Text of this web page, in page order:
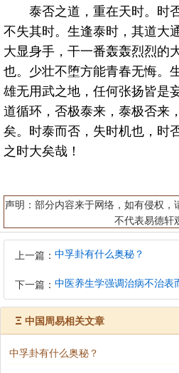
泰否之道，重在天时。时
不失其时。生逢泰时，其道大
大显身手，干一番轰轰烈烈的
也。少壮不堕方能青春无悔。
雄无用武之地，任何张扬皆是
道循环，否极泰来，泰极否来
矣。时泰而否，失时机也，时
之时大矣哉！
声明：部分内容来于网络，如有侵权
不代表易德轩
上一篇： 中孚卦有什么奥秘？
下一篇：
Ξ 中国周易相关文章
中孚卦有什么奥秘？